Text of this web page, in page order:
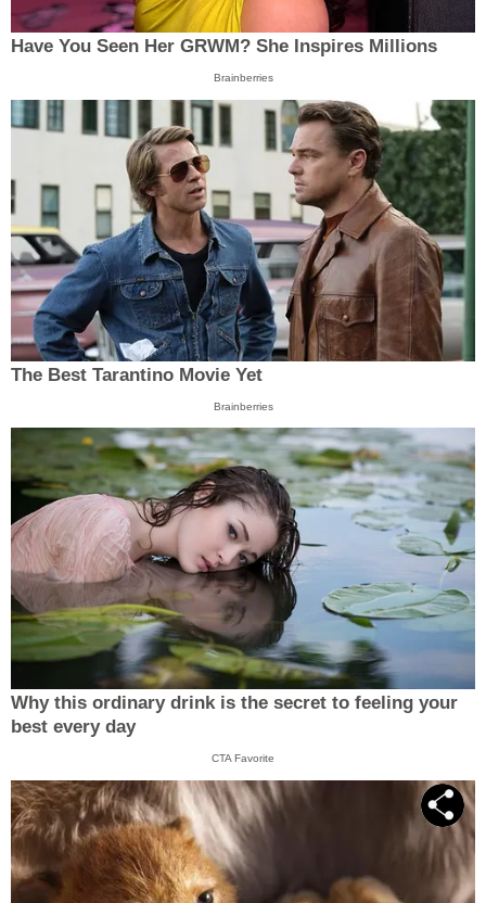
Have You Seen Her GRWM? She Inspires Millions
Brainberries
The Best Tarantino Movie Yet
Brainberries
Why this ordinary drink is the secret to feeling your
best every day
CTA Favorite